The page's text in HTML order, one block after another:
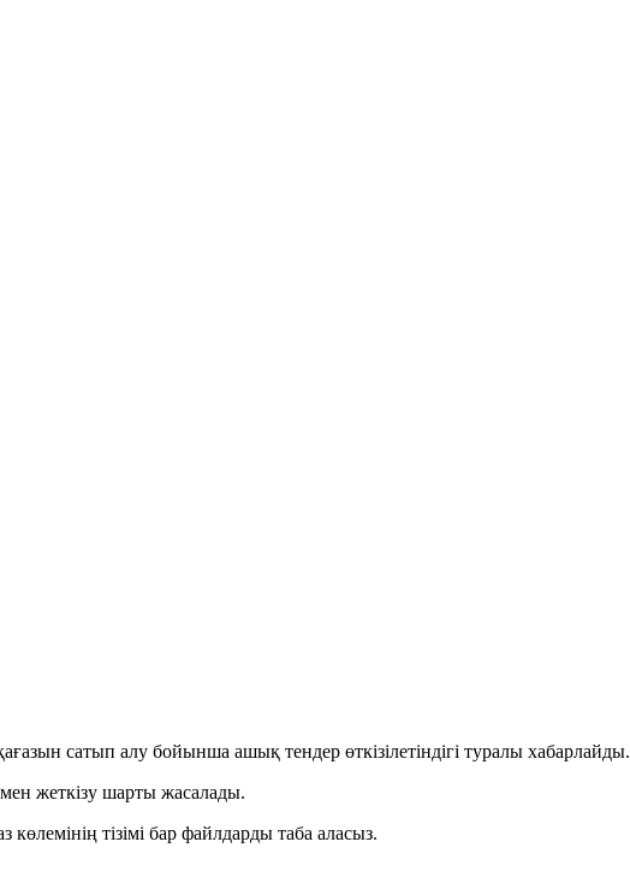
сатып алу бойынша ашық тендер өткізілетіндігі туралы хабарлайды.
жеткізу шарты жасалады.
тізімі бар файлдарды таба аласыз.